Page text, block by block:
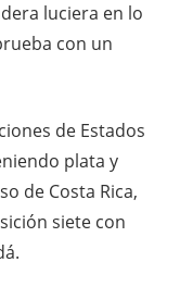
luciera en lo
con un
de Estados
plata y
de Costa Rica,
siete con